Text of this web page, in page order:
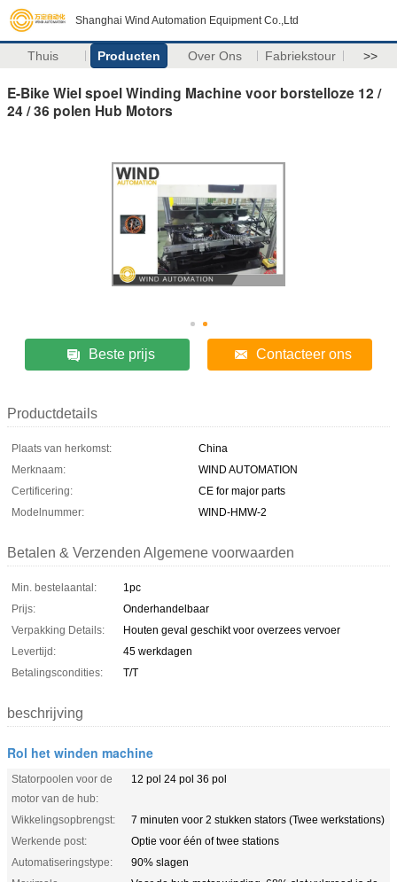
Shanghai Wind Automation Equipment Co.,Ltd
Thuis Producten Over Ons Fabriekstour >>
E-Bike Wiel spoel Winding Machine voor borstelloze 12 /
24 / 36 polen Hub Motors
Beste prijs Contacteer ons
Productdetails
Plaats van herkomst:
China
Merknaam:
WIND AUTOMATION
Certificering:
CE for major parts
Modelnummer:
WIND-HMW-2
Betalen & Verzenden Algemene voorwaarden
Min. bestelaantal:
1pc
Prijs:
Onderhandelbaar
Verpakking Details:
Houten geval geschikt voor overzees vervoer
Levertijd:
45 werkdagen
Betalingscondities:
T/T
beschrijving
Rol het winden machine
Statorpoolen voor de
motor van de hub:
12 pol 24 pol 36 pol
Wikkelingsopbrengst:
7 minuten voor 2 stukken stators (Twee werkstations)
Werkende post:
Optie voor één of twee stations
Automatiseringstype:
90% slagen